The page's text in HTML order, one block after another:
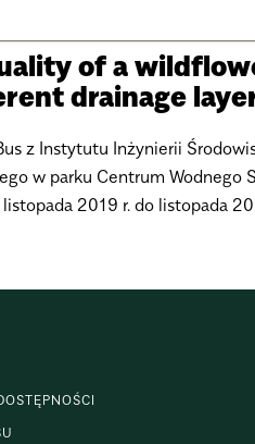
of a
drainage
z Instytutu Inżynierii
w parku Centrum Wodnego
2019 r. do listopada